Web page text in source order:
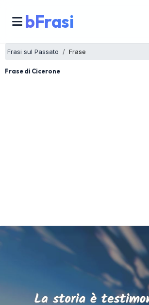
bFrasi
Frasi sul Passato Frase
Frase di Cicerone